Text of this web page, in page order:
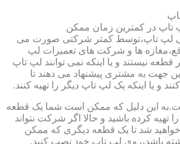
تاپ در کمترین زمان ممکن
لپ تاپ،توسط کمتر شرکتی صورت می
ها و شرکت های تعمیرات لپ
قطعه نیستند و یا اینکه نمی توانند لپ تاپ
این جهت به مشتری پیشنهاد می دهند تا
و یا اینکه یک لپ تاپ دیگر را تهیه کنند.
این دلیل که ممکن است شما یک قطعه
تهیه کرده باشید و حالا اگر شرکت نتواند
خواهید شد تا یک قطعه دیگری که ممکن
باشد،روی لپ تاپ خود نصب کنید.